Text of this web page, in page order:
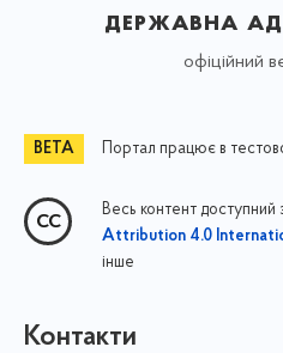
державна
офіційний
Портал працює в
Весь контент доступний
Attribution 4.0
інше
Контакти